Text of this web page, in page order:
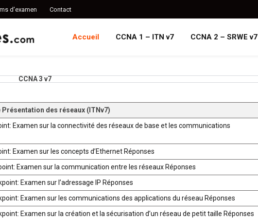
d’examen Contact
Accueil CCNA 1 – ITN v7 CCNA 2 – SRWE v7
CCNA 3 v7
Présentation des réseaux (ITNv7)
Examen sur la connectivité des réseaux de base et les communications
Examen sur les concepts d’Ethernet Réponses
Examen sur la communication entre les réseaux Réponses
Examen sur l’adressage IP Réponses
Examen sur les communications des applications du réseau Réponses
Examen sur la création et la sécurisation d’un réseau de petit taille Réponses